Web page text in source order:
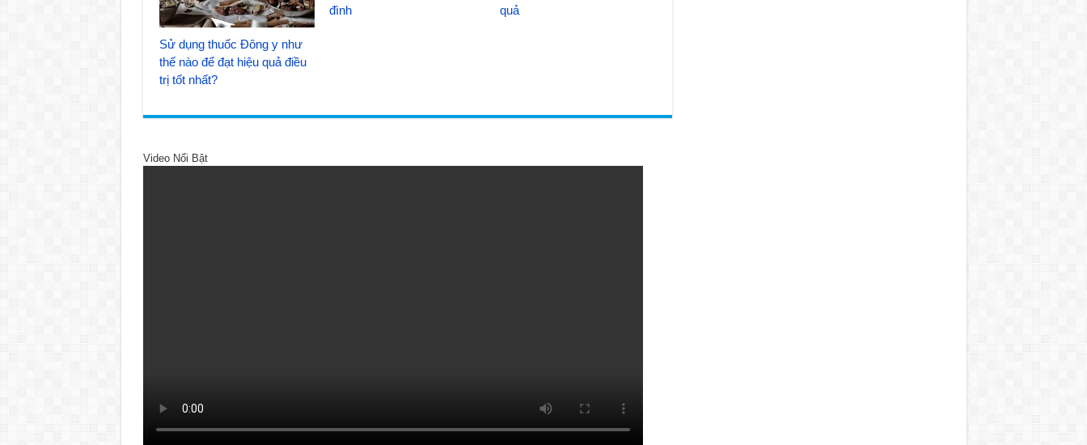
Sử dụng thuốc Đông y như
thế nào để đạt hiệu quả điều
trị tốt nhất?
đình
quả
Video Nổi Bật